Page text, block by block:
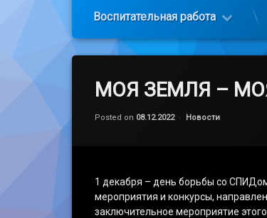
Воспитательная работа
МОЯ ЗЕМЛЯ –
Posted on 08.12.2022
Обновлено на
by
Категории:
Новости
1 декабря – день борьбы со
мероприятия и конкурсы,
заключительное мероприятие